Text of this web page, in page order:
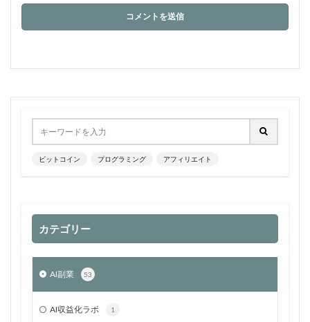
ビットコイン プログラミング アフィリエイト
カテゴリー
AI副業 53
AI収益化ラボ 1